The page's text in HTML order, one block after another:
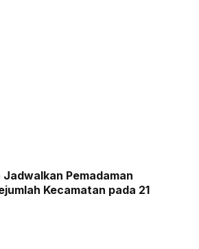
Jadwalkan Pemadaman
Kecamatan pada 21